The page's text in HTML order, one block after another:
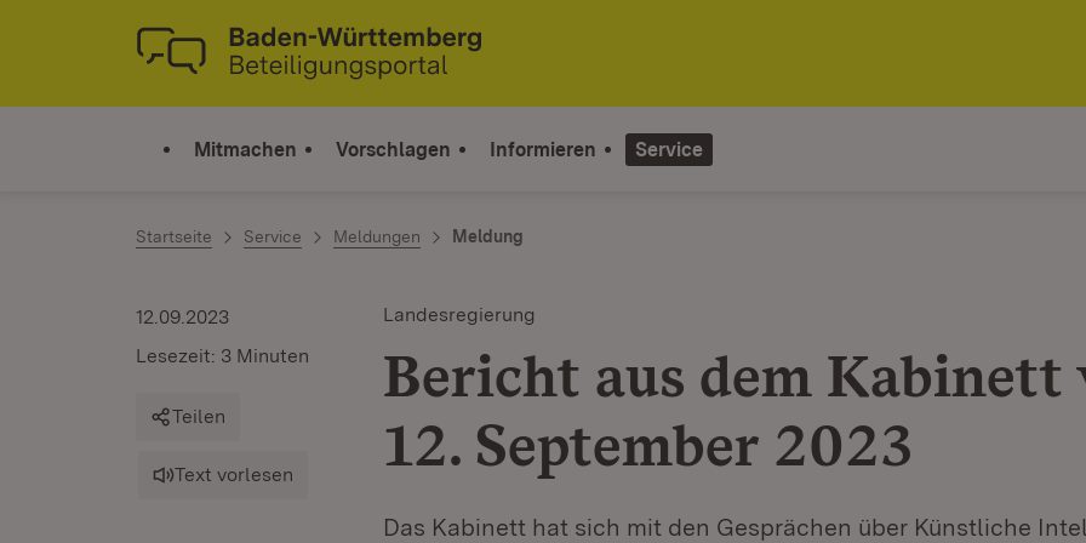
Zum Inhalt springen
Link zur Startseite
Mitmachen Vorschlagen Informieren Service
Startseite Service Meldungen Meldung
Landesregierung
Bericht aus dem Kabinett
12. September 2023
Das Kabinett hat sich mit den Gesprächen über Künstliche
12.09.2023
Lesezeit: 3 Minuten
Teilen
Text vorlesen